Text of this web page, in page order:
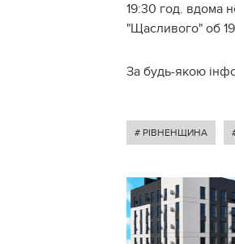
19:30 год. вдома
"Щасливого" об
За будь-якою
# РІВНЕНЩИНА